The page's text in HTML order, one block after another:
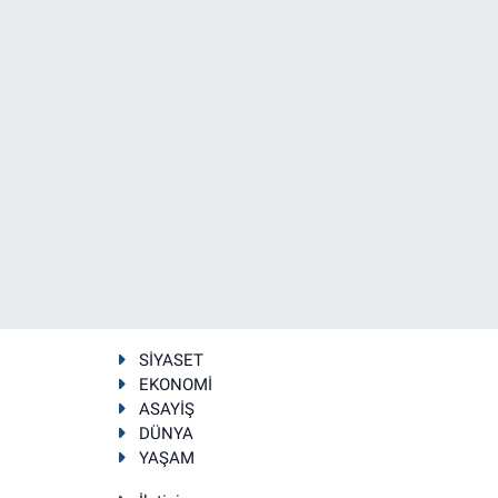
SİYASET
EKONOMİ
ASAYİŞ
DÜNYA
YAŞAM